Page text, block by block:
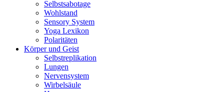
Selbstsabotage
Wohlstand
Sensory System
Yoga Lexikon
Polaritäten
Körper und Geist
Selbstreplikation
Lungen
Nervensystem
Wirbelsäule